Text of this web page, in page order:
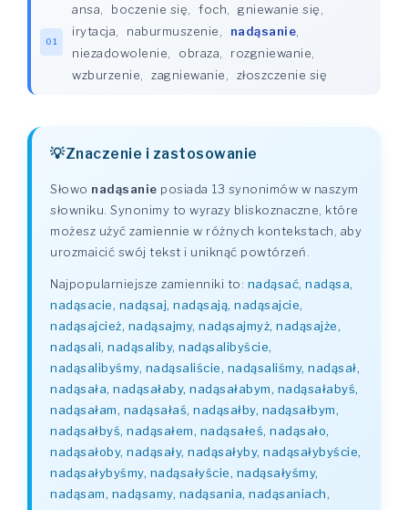
01
ansa boczenie się foch gniewanie się
irytacja
naburmuszenie nadąsanie
niezadowolenie
obraza rozgniewanie
wzburzenie
zagniewanie złoszczenie się
Znaczenie i zastosowanie
Słowo nadąsanie posiada 13 synonimów w naszym
słowniku. Synonimy to wyrazy bliskoznaczne, które
możesz użyć zamiennie w różnych kontekstach, aby
urozmaicić swój tekst i uniknąć powtórzeń.
Najpopularniejsze zamienniki to: nadąsać, nadąsa,
nadąsacie, nadąsaj, nadąsają, nadąsajcie,
nadąsajcież, nadąsajmy, nadąsajmyż, nadąsajże,
nadąsali, nadąsaliby, nadąsalibyście,
nadąsalibyśmy, nadąsaliście, nadąsaliśmy, nadąsał,
nadąsała, nadąsałaby, nadąsałabym, nadąsałabyś,
nadąsałam, nadąsałaś, nadąsałby, nadąsałbym,
nadąsałbyś, nadąsałem, nadąsałeś, nadąsało,
nadąsałoby, nadąsały, nadąsałyby, nadąsałybyście,
nadąsałybyśmy, nadąsałyście, nadąsałyśmy,
nadąsam, nadąsamy, nadąsania, nadąsaniach,